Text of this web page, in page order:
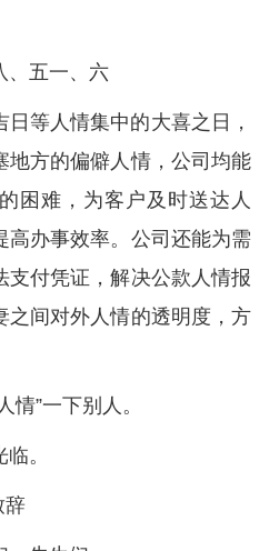
、五一、六
等人情集中的大喜之日，
地方的偏僻人情，公司均能
困难，为客户及时送达人
高办事效率。公司还能为需
支付凭证，解决公款人情报
之间对外人情的透明度，方
情”一下别人。
。
辞